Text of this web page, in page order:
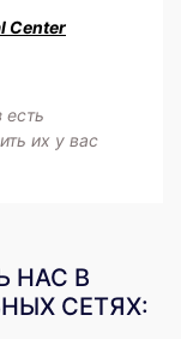
Center
есть
их у вас
НАС В
СЕТЯХ: